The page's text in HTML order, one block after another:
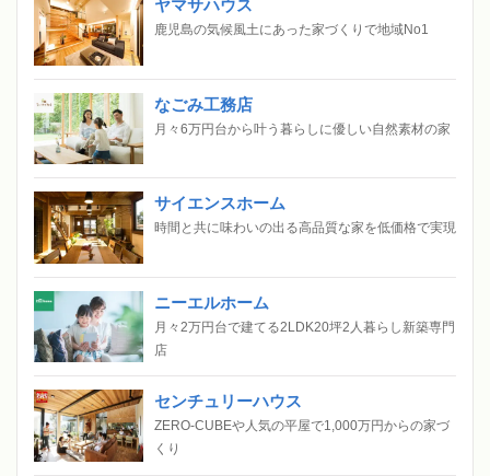
ヤマサハウス
鹿児島の気候風土にあった家づくりで地域No1
なごみ工務店
月々6万円台から叶う暮らしに優しい自然素材の家
サイエンスホーム
時間と共に味わいの出る高品質な家を低価格で実現
ニーエルホーム
月々2万円台で建てる2LDK20坪2人暮らし新築専門
店
センチュリーハウス
ZERO-CUBEや人気の平屋で1,000万円からの家づ
くり